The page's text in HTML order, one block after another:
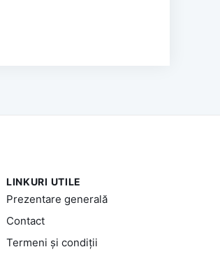
LINKURI UTILE
Prezentare generală
Contact
Termeni și condiții